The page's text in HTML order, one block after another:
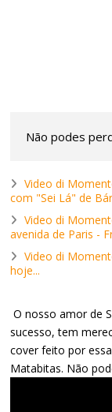
Não podes
Video di
com "Sei Lá" de
Video di
avenida de Paris -
Video di
hoje...
O nosso amor de
sucesso, tem
cover feito por
Matabitas. Não